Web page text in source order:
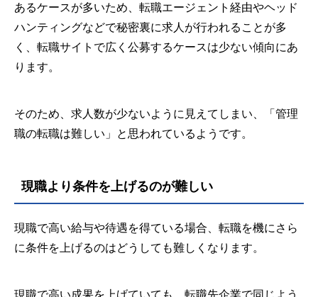
あるケースが多いため、転職エージェント経由やヘッド
ハンティングなどで秘密裏に求人が行われることが多
く、転職サイトで広く公募するケースは少ない傾向にあ
ります。
そのため、求人数が少ないように見えてしまい、「管理
職の転職は難しい」と思われているようです。
現職より条件を上げるのが難しい
現職で高い給与や待遇を得ている場合、転職を機にさら
に条件を上げるのはどうしても難しくなります。
現職で高い成果を上げていても、転職先企業で同じよう